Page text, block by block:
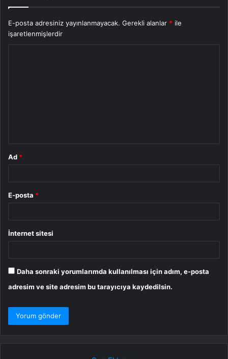
E-posta adresiniz yayınlanmayacak. Gerekli alanlar * ile
işaretlenmişlerdir
Ad *
E-posta *
İnternet sitesi
Daha sonraki yorumlarımda kullanılması için adım, e-posta
adresim ve site adresim bu tarayıcıya kaydedilsin.